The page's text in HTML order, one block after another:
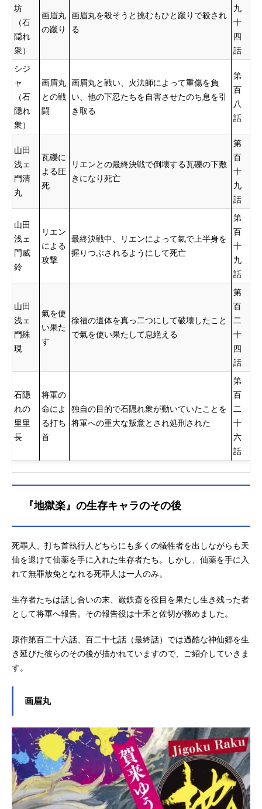
坊
（石
隠れ
衆）
画眉丸
の蹴り
画眉丸を殺そうと挑むもひと蹴りで殺され
る
九
十
四
話
シジ
ャ
（石
隠れ
衆）
画眉丸
との戦
闘
画眉丸と戦い、火法師によって重傷を負
い、他の下忍たちを自害させたのち息を引
き取る
第
百
八
話
山田
浅ェ
門清
丸
瓦礫に
よる圧
死
リエンとの最終決戦で倒壊する瓦礫の下敷
きになり死亡
第
百
十
九
話
山田
浅ェ
門威
鈴
リエン
による
攻撃
最終決戦中、リエンによって氣で上半身を
握りつぶされるようにして死亡
第
百
十
九
話
山田
浅ェ
門殊
現
氣を使
い果た
す
徐福の遺体を真っ二つにして破壊したこと
で氣を使い果たして息絶える
第
百
二
十
四
話
石隠
れの
里里
長
将軍の
命によ
る打ち
首
独自の目的で石隠れ衆が動いていたことを
将軍への重大な叛意とされ処刑された
第
百
二
十
六
話
『地獄楽』の生存キャラのその後
死罪人、打ち首執行人どちらにも多くの犠牲者を出しながらも天
仙を退けて仙薬を手に入れた生存者たち。しかし、仙薬を手に入
れて無罪放免となれる死罪人は一人のみ。
生存者たちは話し合いの末、巌鉄斎を役目を果たし生き残った者
として将軍へ報告。その報告役は十禾と佐切が務めました。
原作第百二十六話、百二十七話（最終話）では過酷な神仙郷を生
き延びた彼らのその後が描かれていますので、ご紹介していきま
す。
画眉丸